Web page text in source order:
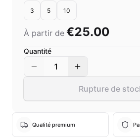
3 5 10
À partir de €25.00
Quantité
1
Rupture de
Qualité premium